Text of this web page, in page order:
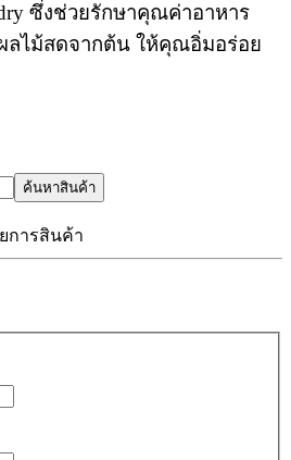
ซึ่งช่วยรักษาคุณค่าอาหาร
ลไม้สดจากต้น ให้คุณอิ่มอร่อย
การสินค้า